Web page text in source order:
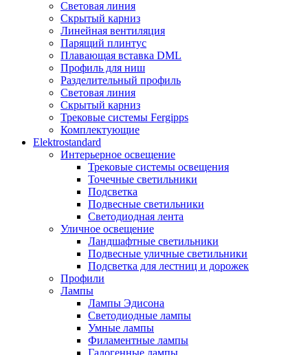
Световая линия
Скрытый карниз
Линейная вентиляция
Парящий плинтус
Плавающая вставка DML
Профиль для ниш
Разделительный профиль
Световая линия
Скрытый карниз
Трековые системы Fergipps
Комплектующие
Elektrostandard
Интерьерное освещение
Трековые системы освещения
Точечные светильники
Подсветка
Подвесные светильники
Светодиодная лента
Уличное освещение
Ландшафтные светильники
Подвесные уличные светильники
Подсветка для лестниц и дорожек
Профили
Лампы
Лампы Эдисона
Светодиодные лампы
Умные лампы
Филаментные лампы
Галогенные лампы